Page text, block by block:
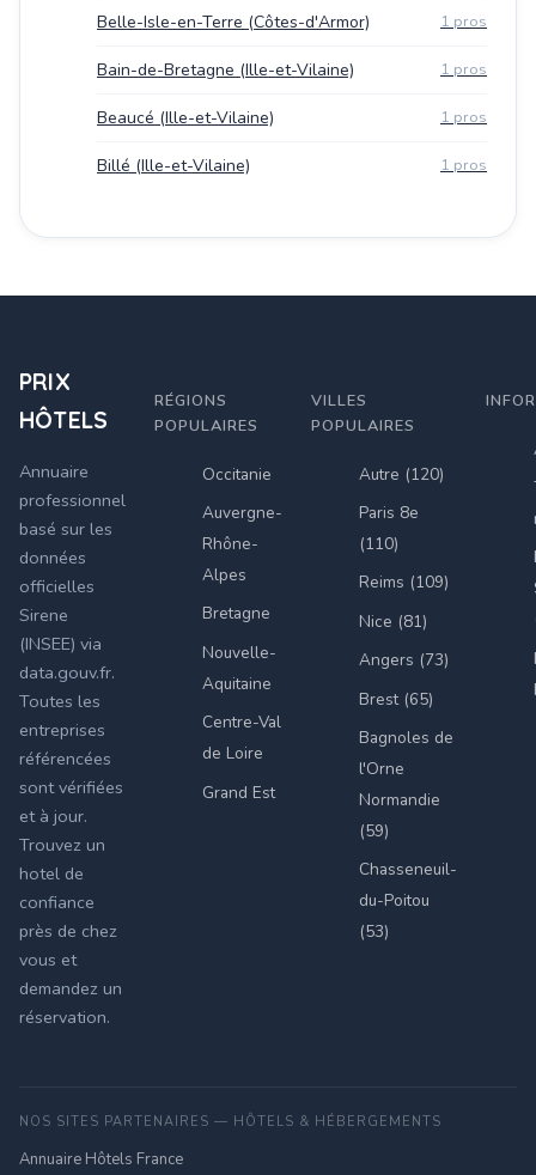
Belle-Isle-en-Terre (Côtes-d'Armor) 1 pros
Bain-de-Bretagne (Ille-et-Vilaine) 1 pros
Beaucé (Ille-et-Vilaine) 1 pros
Billé (Ille-et-Vilaine) 1 pros
PRIX
HÔTELS
Annuaire
professionnel
basé sur les
données
officielles
Sirene
(INSEE) via
data.gouv.fr.
Toutes les
entreprises
référencées
sont vérifiées
et à jour.
Trouvez un
hotel de
confiance
près de chez
vous et
demandez un
réservation.
RÉGIONS
POPULAIRES
Occitanie
Auvergne-
Rhône-
Alpes
Bretagne
Nouvelle-
Aquitaine
Centre-Val
de Loire
Grand Est
VILLES
POPULAIRES
Autre (120)
Paris 8e
(110)
Reims (109)
Nice (81)
Angers (73)
Brest (65)
Bagnoles de
l'Orne
Normandie
(59)
Chasseneuil-
du-Poitou
(53)
NOS SITES PARTENAIRES — HÔTELS & HÉBERGEMENTS
Annuaire Hôtels France